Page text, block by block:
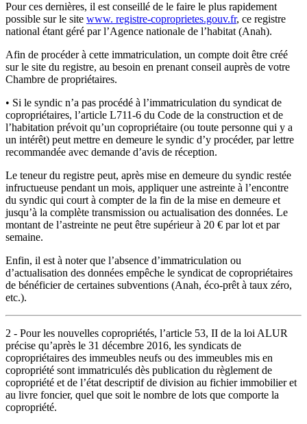
Pour ces dernières, il est conseillé de le faire le plus rapidement
possible sur le site www. registre-coproprietes.gouv.fr, ce registre
national étant géré par l’Agence nationale de l’habitat (Anah).
Afin de procéder à cette immatriculation, un compte doit être créé
sur le site du registre, au besoin en prenant conseil auprès de votre
Chambre de propriétaires.
• Si le syndic n’a pas procédé à l’immatriculation du syndicat de
copropriétaires, l’article L711-6 du Code de la construction et de
l’habitation prévoit qu’un copropriétaire (ou toute personne qui y a
un intérêt) peut mettre en demeure le syndic d’y procéder, par lettre
recommandée avec demande d’avis de réception.
Le teneur du registre peut, après mise en demeure du syndic restée
infructueuse pendant un mois, appliquer une astreinte à l’encontre
du syndic qui court à compter de la fin de la mise en demeure et
jusqu’à la complète transmission ou actualisation des données. Le
montant de l’astreinte ne peut être supérieur à 20 € par lot et par
semaine.
Enfin, il est à noter que l’absence d’immatriculation ou
d’actualisation des données empêche le syndicat de copropriétaires
de bénéficier de certaines subventions (Anah, éco-prêt à taux zéro,
etc.).
2 - Pour les nouvelles copropriétés, l’article 53, II de la loi ALUR
précise qu’après le 31 décembre 2016, les syndicats de
copropriétaires des immeubles neufs ou des immeubles mis en
copropriété sont immatriculés dès publication du règlement de
copropriété et de l’état descriptif de division au fichier immobilier et
au livre foncier, quel que soit le nombre de lots que comporte la
copropriété.